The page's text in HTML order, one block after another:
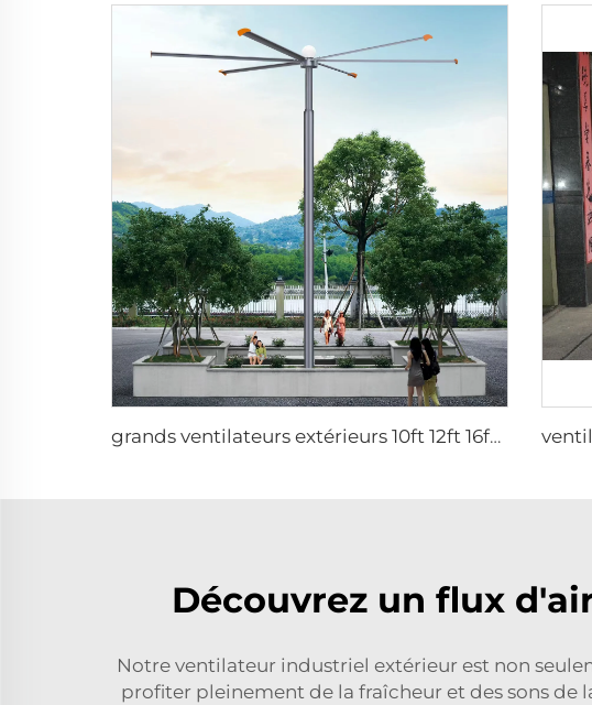
grands ventilateurs extérieurs 10ft 12ft 16ft 24ft 220v avec moteur PMSM
Découvrez un flux
Notre ventilateur industriel extérieur est non
profiter pleinement de la fraîcheur et des sons de